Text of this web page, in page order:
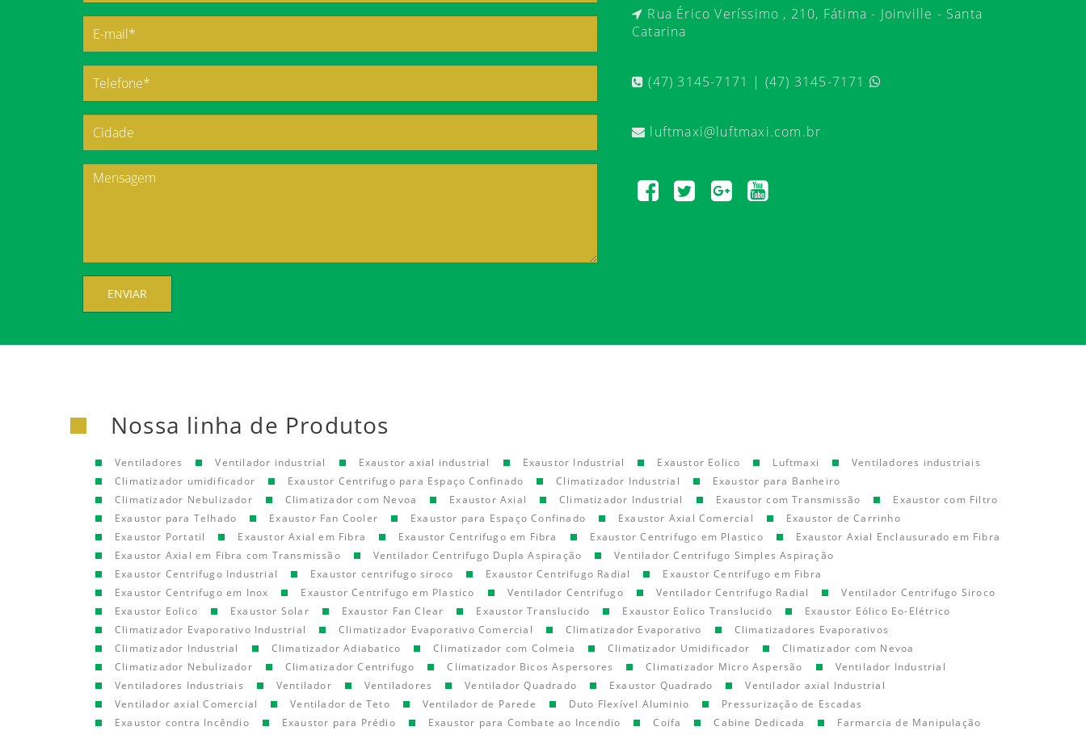
ENVIAR
Rua Érico Veríssimo , 210, Fátima - Joinville - Santa
Catarina
(47) 3145-7171 | (47) 3145-7171
luftmaxi@luftmaxi.com.br
Nossa linha de Produtos
Ventiladores Ventilador industrial Exaustor axial industrial Exaustor Industrial Exaustor Eolico Luftmaxi
Ventiladores industriais
Climatizador umidificador
Exaustor Centrifugo para Espaço Confinado Climatizador Industrial
Exaustor para Banheiro
Climatizador Nebulizador
Climatizador com Nevoa Exaustor Axial Climatizador Industrial Exaustor com Transmissão
Exaustor com Filtro
Exaustor para Telhado
Exaustor Fan Cooler Exaustor para Espaço Confinado Exaustor Axial Comercial
Exaustor de Carrinho
Exaustor Portatil
Exaustor Axial em Fibra Exaustor Centrifugo em Fibra Exaustor Centrifugo em Plastico
Exaustor Axial Enclausurado em Fibra
Exaustor Axial em Fibra com Transmissão
Ventilador Centrifugo Dupla Aspiração
Ventilador Centrifugo Simples Aspiração
Exaustor Centrifugo Industrial
Exaustor centrifugo siroco Exaustor Centrifugo Radial
Exaustor Centrifugo em Fibra
Exaustor Centrifugo em Inox
Exaustor Centrifugo em Plastico Ventilador Centrifugo Ventilador Centrifugo Radial
Ventilador Centrifugo Siroco
Exaustor Eolico
Exaustor Solar Exaustor Fan Clear Exaustor Translucido Exaustor Eolico Translucido
Exaustor Eólico Eo-Elétrico
Climatizador Evaporativo Industrial
Climatizador Evaporativo Comercial Climatizador Evaporativo
Climatizadores Evaporativos
Climatizador Industrial
Climatizador Adiabatico Climatizador com Colmeia Climatizador Umidificador
Climatizador com Nevoa
Climatizador Nebulizador
Climatizador Centrifugo Climatizador Bicos Aspersores Climatizador Micro Aspersão
Ventilador Industrial
Ventiladores Industriais
Ventilador Ventiladores Ventilador Quadrado Exaustor Quadrado
Ventilador axial Industrial
Ventilador axial Comercial
Ventilador de Teto Ventilador de Parede Duto Flexível Aluminio
Pressurização de Escadas
Exaustor contra Incêndio
Exaustor para Prédio Exaustor para Combate ao Incendio Coifa Cabine Dedicada
Farmarcia de Manipulação